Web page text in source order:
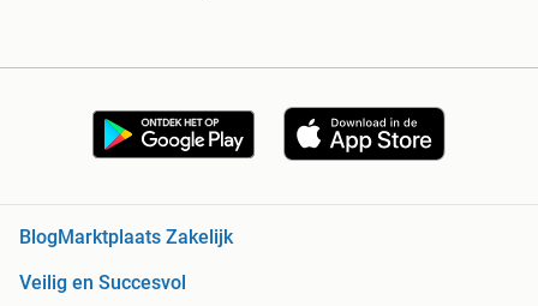
Blog Marktplaats Zakelijk
Veilig en Succesvol